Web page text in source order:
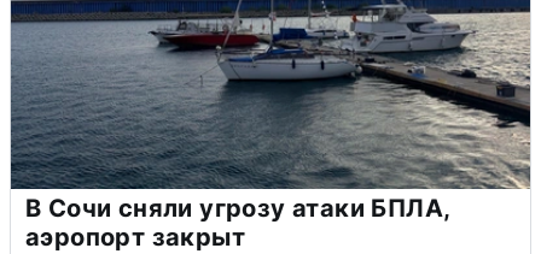
В Сочи сняли угрозу атаки БПЛА,
аэропорт закрыт